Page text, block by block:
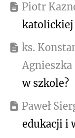
Piotr
katolickiej
ks.
w szkole?
Paweł
edukacji i